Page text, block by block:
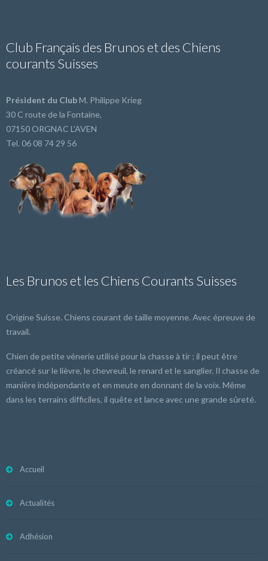
Club Français des Brunos et des Chiens
courants Suisses
Président du ClubM. Philippe Krieg
30 C route de la Fontaine,
07150 ORGNAC L'AVEN
Tel. 06 08 74 29 56
Les Brunos et les Chiens Courants Suisses
Origine Suisse. Chiens courant de taille moyenne. Avec épreuve de
travail.
Chien de petite vénerie utilisé pour la chasse à tir ; il peut être
créancé sur le lièvre, le chevreuil, le renard et le sanglier. Il chasse de
manière indépendante et en meute en donnant de la voix. Même
dans les terrains difficiles, il quête et lance avec une grande sûreté.
Accueil
Actualités
Adhésion